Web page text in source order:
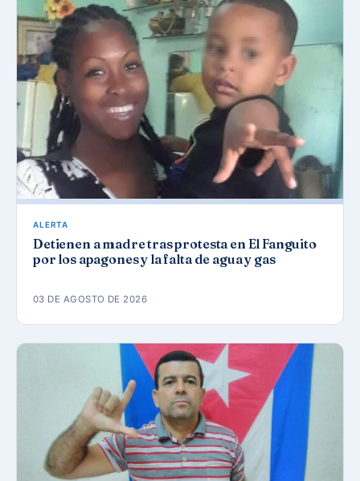
ALERTA
Detienen a madre tras protesta en El Fanguito
por los apagones y la falta de agua y gas
03 DE AGOSTO DE 2026